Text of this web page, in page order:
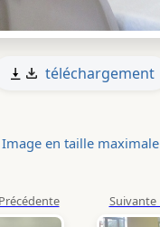
téléchargement
Image en taille maximale